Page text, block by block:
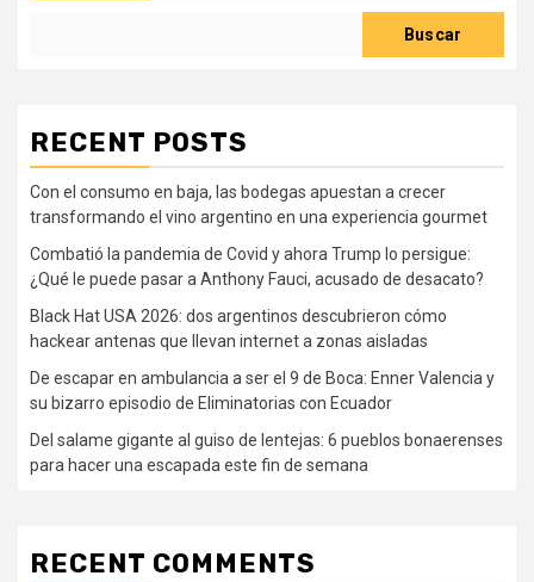
Buscar
RECENT POSTS
Con el consumo en baja, las bodegas apuestan a crecer
transformando el vino argentino en una experiencia gourmet
Combatió la pandemia de Covid y ahora Trump lo persigue:
¿Qué le puede pasar a Anthony Fauci, acusado de desacato?
Black Hat USA 2026: dos argentinos descubrieron cómo
hackear antenas que llevan internet a zonas aisladas
De escapar en ambulancia a ser el 9 de Boca: Enner Valencia y
su bizarro episodio de Eliminatorias con Ecuador
Del salame gigante al guiso de lentejas: 6 pueblos bonaerenses
para hacer una escapada este fin de semana
RECENT COMMENTS